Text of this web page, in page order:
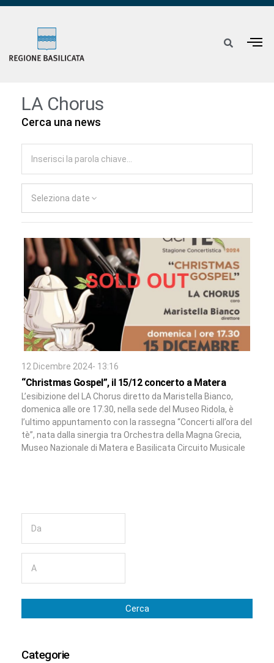
LA Chorus
Cerca una news
Seleziona date
12 Dicembre 2024- 13:16
“Christmas Gospel”, il 15/12 concerto a Matera
L’esibizione del LA Chorus diretto da Maristella Bianco,
domenica alle ore 17.30, nella sede del Museo Ridola, è
l’ultimo appuntamento con la rassegna “Concerti all’ora del
tè”, nata dalla sinergia tra Orchestra della Magna Grecia,
Museo Nazionale di Matera e Basilicata Circuito Musicale
Cerca
Categorie